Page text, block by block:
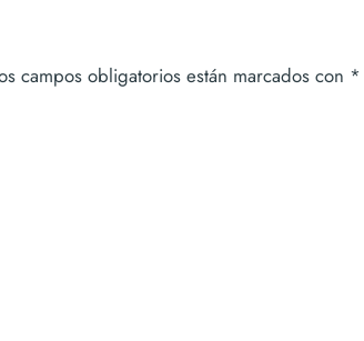
campos obligatorios están marcados con *